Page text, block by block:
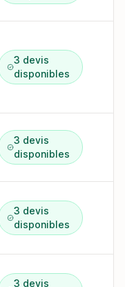
3 devis
disponibles
3 devis
disponibles
3 devis
disponibles
3 devis